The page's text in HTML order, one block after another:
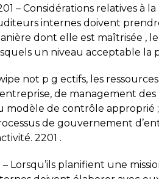
– Considérations relatives à
internes doivent
dont elle est maîtrisée ,
un niveau acceptable la
not p g ectifs, les
de management
modèle de contrôle approprié
de gouvernement
2201 .
– Lorsqu’ils planifient une